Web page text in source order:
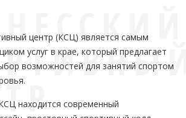
центр (КСЦ) является самым
услуг в крае, который предлагает
возможностей для занятий спортом
находится современный